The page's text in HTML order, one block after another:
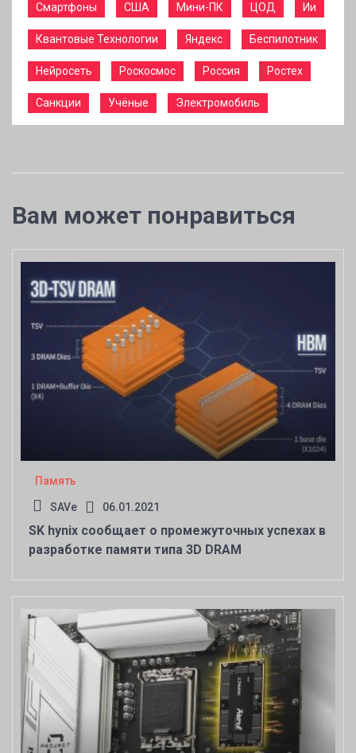
Смартфоны США Мини-ПК ЦОД Ии
Квантовые Технологии Яндекс Беспилотник
Нейросеть Роскосмос Россия Ростех
Санкции Учёные Электромобиль
Вам может понравиться
Память
SAVe 06.01.2021
SK hynix сообщает о промежуточных успехах в
разработке памяти типа 3D DRAM